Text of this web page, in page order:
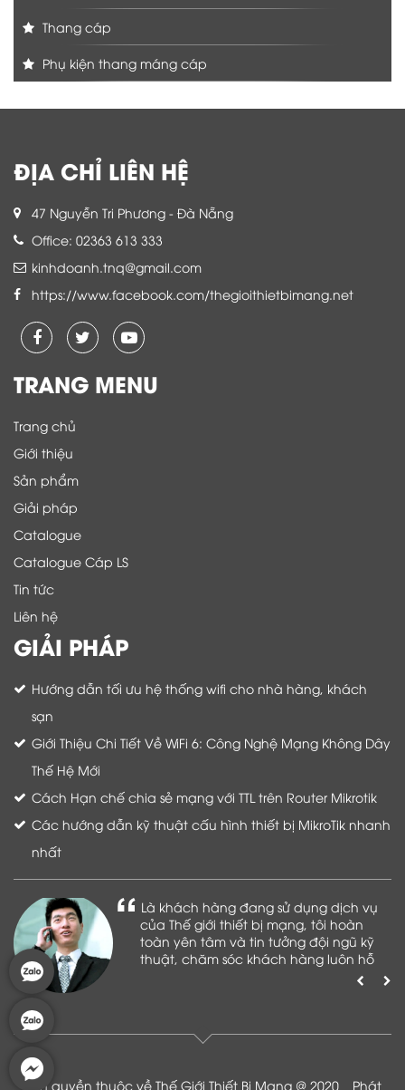
Thang cáp
Phụ kiện thang máng cáp
ĐỊA CHỈ LIÊN HỆ
47 Nguyễn Tri Phương - Đà Nẵng
Office: 02363 613 333
kinhdoanh.tnq@gmail.com
https://www.facebook.com/thegioithietbimang.net
TRANG MENU
Trang chủ
Giới thiệu
Sản phẩm
Giải pháp
Catalogue
Catalogue Cáp LS
Tin tức
Liên hệ
GIẢI PHÁP
Hướng dẫn tối ưu hệ thống wifi cho nhà hàng, khách
sạn
Giới Thiệu Chi Tiết Về WiFi 6: Công Nghệ Mạng Không Dây
Thế Hệ Mới
Cách Hạn chế chia sẻ mạng với TTL trên Router Mikrotik
Các hướng dẫn kỹ thuật cấu hình thiết bị MikroTik nhanh
nhất
Là khách hàng đang sử dụng dịch vụ
của Thế giới thiết bị mạng, tôi hoàn
toàn yên tâm và tin tưởng đội ngũ kỹ
thuật, chăm sóc khách hàng luôn hỗ
Bản quyền thuộc về Thế Giới Thiết Bị Mạng @ 2020 _ Phát